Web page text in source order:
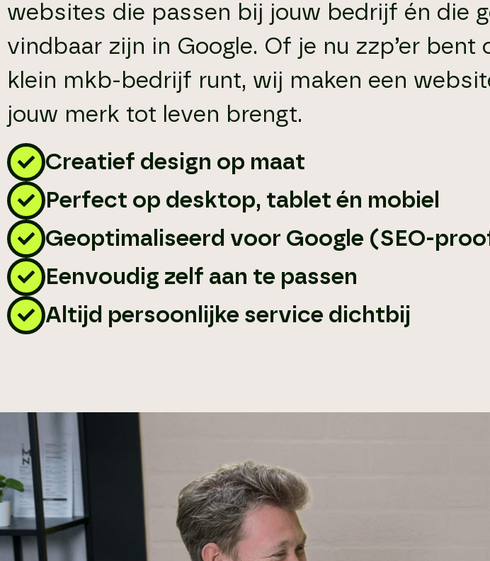
websites die passen bij jouw bedrijf én die
vindbaar zijn in Google. Of je nu zzp’er bent
klein mkb-bedrijf runt, wij maken een
jouw merk tot leven brengt.
Creatief design op maat
Perfect op desktop, tablet én mobiel
Geoptimaliseerd voor Google (SEO-
Eenvoudig zelf aan te passen
Altijd persoonlijke service dichtbij